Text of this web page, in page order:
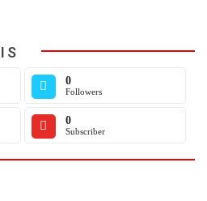
0
Followers
0
Subscriber